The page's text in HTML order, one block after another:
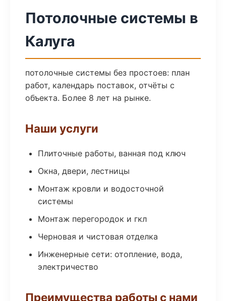
Потолочные системы в
Калуга
потолочные системы без простоев: план
работ, календарь поставок, отчёты с
объекта. Более 8 лет на рынке.
Наши услуги
Плиточные работы, ванная под ключ
Окна, двери, лестницы
Монтаж кровли и водосточной
системы
Монтаж перегородок и гкл
Черновая и чистовая отделка
Инженерные сети: отопление, вода,
электричество
Преимущества работы с нами